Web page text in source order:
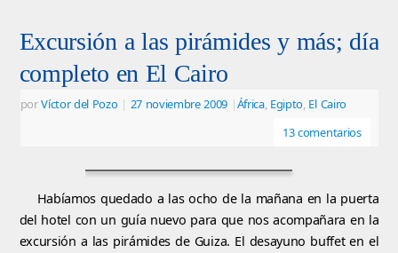
Excursión a las pirámides y más; día
completo en El Cairo
porVíctor del Pozo | 27 noviembre 2009 |África, Egipto, El Cairo
13 comentarios
Habíamos quedado a las ocho de la mañana en la puerta
del hotel con un guía nuevo para que nos acompañara en la
excursión a las pirámides de Guiza. El desayuno buffet en el